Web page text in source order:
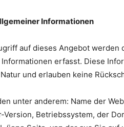
Informationen
auf dieses Angebot werden
erfasst. Diese
und erlauben keine
unter anderem: Name der
Version, Betriebssystem, der